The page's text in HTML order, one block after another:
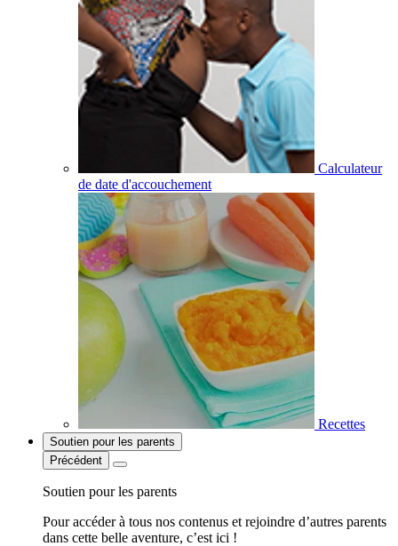
Calculateur
de date d'accouchement
Recettes
Soutien pour les parents
Précédent
Soutien pour les parents
Pour accéder à tous nos contenus et rejoindre d’autres parents
dans cette belle aventure, c’est ici !